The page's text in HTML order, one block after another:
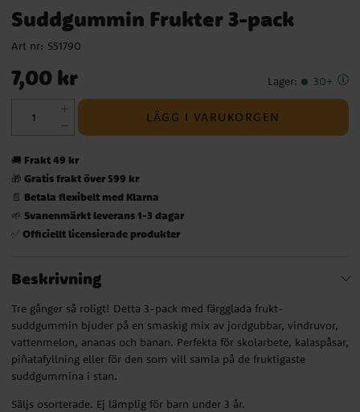
Suddgummin Frukter 3-pack
Art nr: S51790
Pris: 7,00 kr
7,00 kr Lager: 30+
LÄGG I VARUKORGEN
🚚 Frakt 49 kr
🎁 Gratis frakt över 599 kr
📄 Betala flexibelt med Klarna
🌱 Svanenmärkt leverans 1-3 dagar
✅ Officiellt licensierade produkter
Beskrivning
Tre gånger så roligt! Detta 3-pack med färgglada frukt-
suddgummin bjuder på en smaskig mix av jordgubbar, vindruvor,
vattenmelon, ananas och banan. Perfekta för skolarbete, kalaspåsar,
piñatafyllning eller för den som vill samla på de fruktigaste
suddgummina i stan.
Säljs osorterade. Ej lämplig för barn under 3 år.